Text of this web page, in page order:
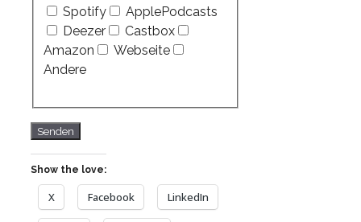
Spotify
ApplePodcasts
Deezer
Castbox
Amazon
Webseite
Andere
Senden
Show the love:
X Facebook LinkedIn